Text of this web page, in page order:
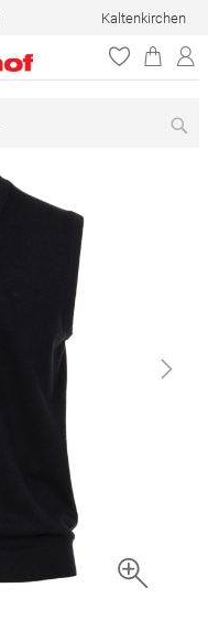
Kaltenkirchen